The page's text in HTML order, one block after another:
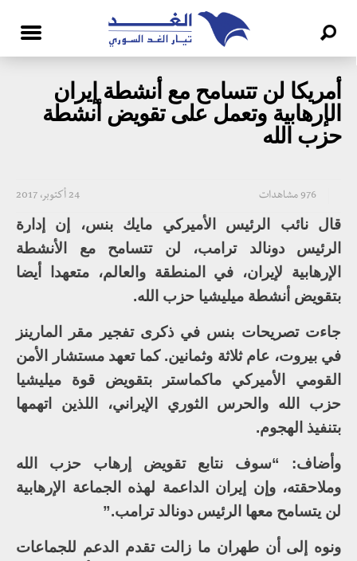
أمريكا لن تتسامح مع أنشطة إيران
الإرهابية وتعمل على تقويض أنشطة
حزب الله
24 أكتوبر، 2017 976 مشاهدات
قال نائب الرئيس الأميركي مايك بنس، إن إدارة
الرئيس دونالد ترامب، لن تتسامح مع الأنشطة
الإرهابية لإيران، في المنطقة والعالم، متعهدا أيضا
بتقويض أنشطة ميليشيا حزب الله.
جاءت تصريحات بنس في ذكرى تفجير مقر المارينز
في بيروت، عام ثلاثة وثمانين. كما تعهد مستشار الأمن
القومي الأميركي ماكماستر بتقويض قوة ميليشيا
حزب الله والحرس الثوري الإيراني، اللذين اتهمها
بتنفيذ الهجوم.
وأضاف: “سوف نتابع تقويض إرهاب حزب الله
وملاحقته، وإن إيران الداعمة لهذه الجماعة الإرهابية
لن يتسامح معها الرئيس دونالد ترامب.”
ونوه إلى أن طهران ما زالت تقدم الدعم للجماعات